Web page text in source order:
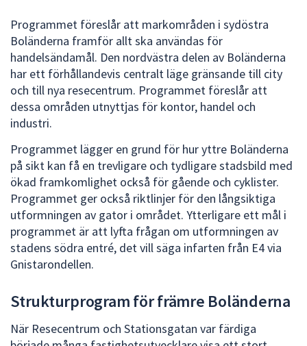
Programmet föreslår att markområden i sydöstra
Boländerna framför allt ska användas för
handelsändamål. Den nordvästra delen av Boländerna
har ett förhållandevis centralt läge gränsande till city
och till nya resecentrum. Programmet föreslår att
dessa områden utnyttjas för kontor, handel och
industri.
Programmet lägger en grund för hur yttre Boländerna
på sikt kan få en trevligare och tydligare stadsbild med
ökad framkomlighet också för gående och cyklister.
Programmet ger också riktlinjer för den långsiktiga
utformningen av gator i området. Ytterligare ett mål i
programmet är att lyfta frågan om utformningen av
stadens södra entré, det vill säga infarten från E4 via
Gnistarondellen.
Strukturprogram för främre Boländerna
När Resecentrum och Stationsgatan var färdiga